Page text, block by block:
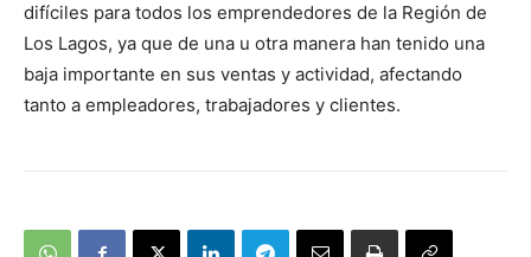
difíciles para todos los emprendedores de la Región de
Los Lagos, ya que de una u otra manera han tenido una
baja importante en sus ventas y actividad, afectando
tanto a empleadores, trabajadores y clientes.